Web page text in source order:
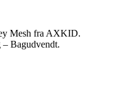
Mesh fra AXKID.
Bagudvendt.